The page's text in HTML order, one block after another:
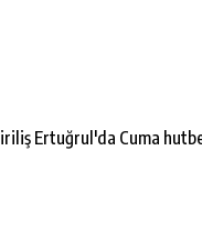
Ertuğrul'da Cuma